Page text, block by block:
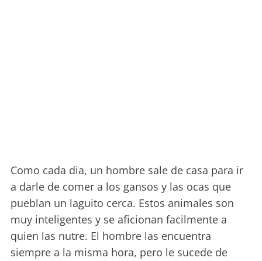
Como cada dia, un hombre sale de casa para ir
a darle de comer a los gansos y las ocas que
pueblan un laguito cerca. Estos animales son
muy inteligentes y se aficionan facilmente a
quien las nutre. El hombre las encuentra
siempre a la misma hora, pero le sucede de